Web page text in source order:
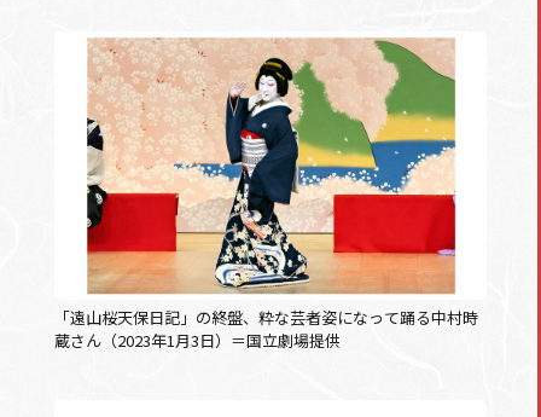
「遠山桜天保日記」の終盤、粋な芸者姿になって踊る中村時
蔵さん（2023年1月3日）＝国立劇場提供